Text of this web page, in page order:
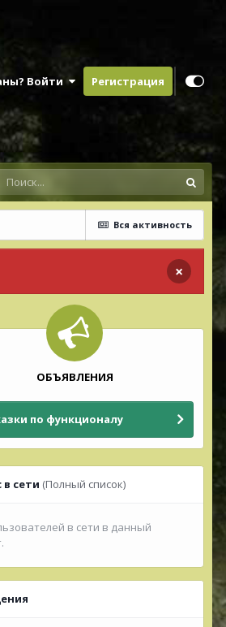
Войти Регистрация
Вся активность
×
ОБЪЯВЛЕНИЯ
по функционалу
в сети (Полный список)
в сети в данный